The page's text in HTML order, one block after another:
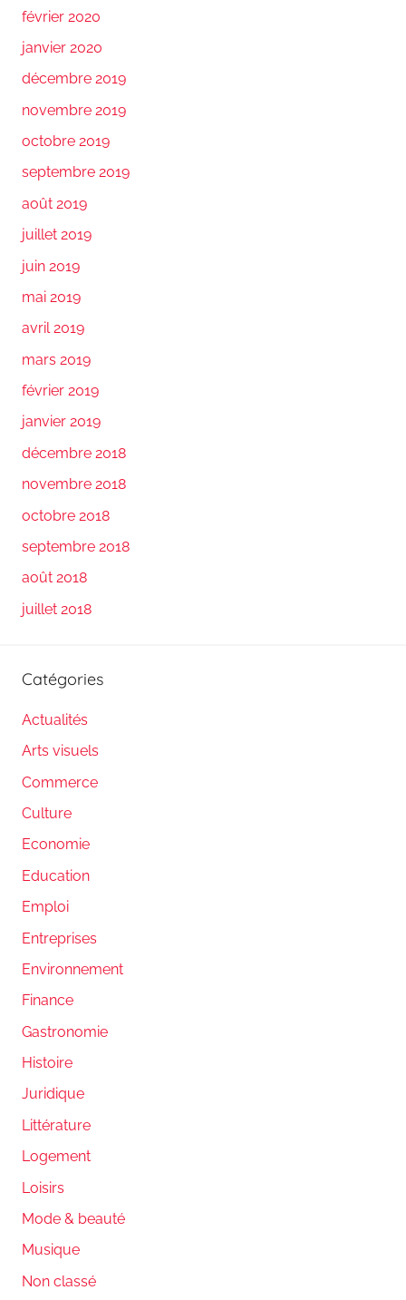
février 2020
janvier 2020
décembre 2019
novembre 2019
octobre 2019
septembre 2019
août 2019
juillet 2019
juin 2019
mai 2019
avril 2019
mars 2019
février 2019
janvier 2019
décembre 2018
novembre 2018
octobre 2018
septembre 2018
août 2018
juillet 2018
Catégories
Actualités
Arts visuels
Commerce
Culture
Economie
Education
Emploi
Entreprises
Environnement
Finance
Gastronomie
Histoire
Juridique
Littérature
Logement
Loisirs
Mode & beauté
Musique
Non classé